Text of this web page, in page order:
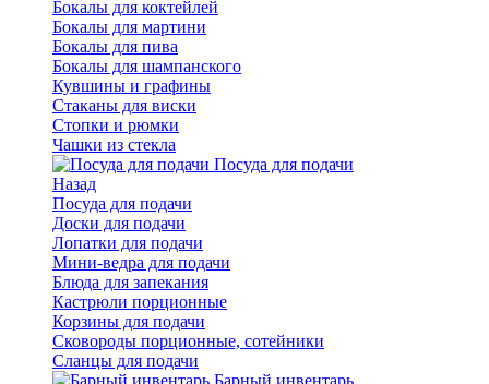
Бокалы для коктейлей
Бокалы для мартини
Бокалы для пива
Бокалы для шампанского
Кувшины и графины
Стаканы для виски
Стопки и рюмки
Чашки из стекла
Посуда для подачи
Назад
Посуда для подачи
Доски для подачи
Лопатки для подачи
Мини-ведра для подачи
Блюда для запекания
Кастрюли порционные
Корзины для подачи
Сковороды порционные, сотейники
Сланцы для подачи
Барный инвентарь